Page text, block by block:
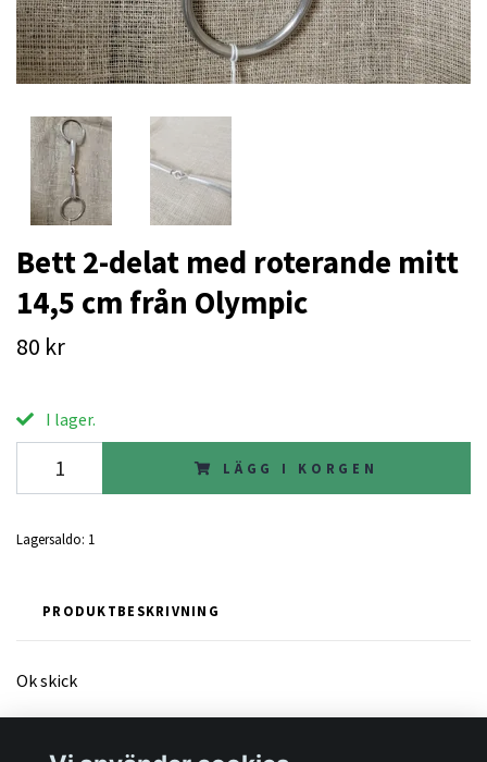
Bett 2-delat med roterande mitt
14,5 cm från Olympic
80 kr
I lager.
LÄGG I KORGEN
Lagersaldo: 1
PRODUKTBESKRIVNING
Ok skick